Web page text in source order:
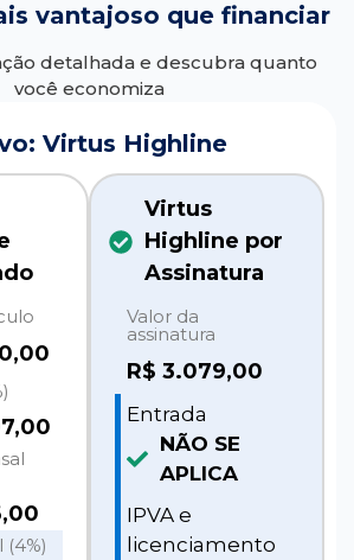
vantajoso que financiar
detalhada e descubra quanto
você economiza
Virtus Highline
(4%)
Virtus
Highline por
Assinatura
Valor da
assinatura
R$ 3.079,00
Entrada
NÃO SE
APLICA
IPVA e
licenciamento